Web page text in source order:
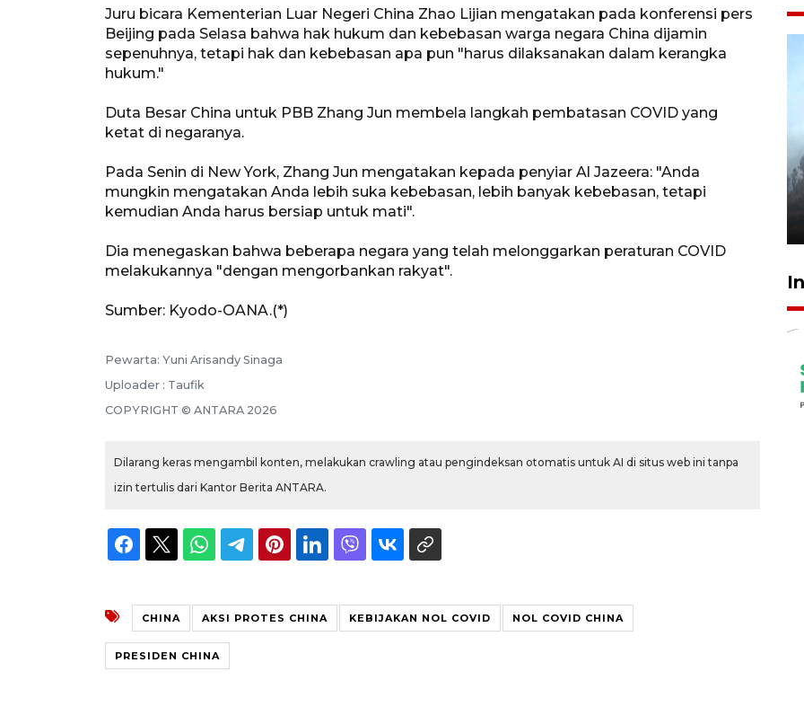
Juru bicara Kementerian Luar Negeri China Zhao Lijian mengatakan pada konferensi pers
Beijing pada Selasa bahwa hak hukum dan kebebasan warga negara China dijamin
sepenuhnya, tetapi hak dan kebebasan apa pun "harus dilaksanakan dalam kerangka
hukum."
Duta Besar China untuk PBB Zhang Jun membela langkah pembatasan COVID yang
ketat di negaranya.
Pada Senin di New York, Zhang Jun mengatakan kepada penyiar Al Jazeera: "Anda
mungkin mengatakan Anda lebih suka kebebasan, lebih banyak kebebasan, tetapi
kemudian Anda harus bersiap untuk mati".
Dia menegaskan bahwa beberapa negara yang telah melonggarkan peraturan COVID
melakukannya "dengan mengorbankan rakyat".
Sumber: Kyodo-OANA.(*)
Pewarta: Yuni Arisandy Sinaga
Uploader : Taufik
COPYRIGHT © ANTARA 2026
Dilarang keras mengambil konten, melakukan crawling atau pengindeksan otomatis untuk AI di situs web ini tanpa
izin tertulis dari Kantor Berita ANTARA.
CHINA AKSI PROTES CHINA KEBIJAKAN NOL COVID NOL COVID CHINA
PRESIDEN CHINA
Water Spray" bantu padamkan
kebakaran Bromo